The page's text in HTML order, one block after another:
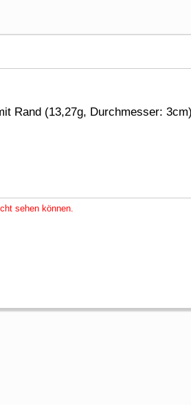
Rand (13,27g, Durchmesser:
sehen können.